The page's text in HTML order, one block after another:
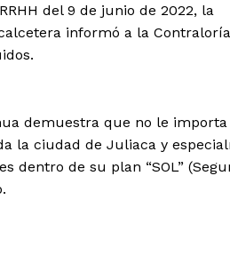
del 9 de junio de 2022, la
informó a la
demuestra que no le
la ciudad de Juliaca y
dentro de su plan “SOL”